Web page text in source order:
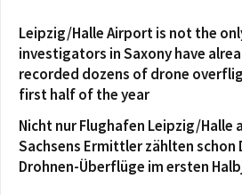
Leipzig/Halle Airport is not the
investigators in Saxony have
recorded dozens of drone
first half of the year
Nicht nur Flughafen Leipzig/Halle
Sachsens Ermittler zählten schon
Drohnen-Überflüge im ersten